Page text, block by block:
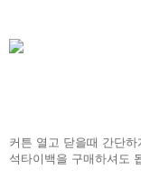
커튼 열고 닫을때 간단
석타이백을 구매하셔도